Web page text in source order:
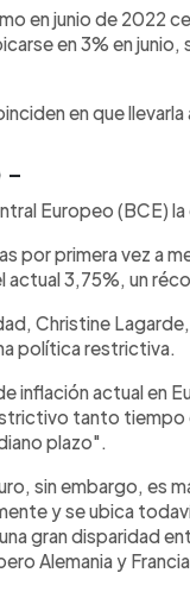
en junio de 2022
en 3% en junio,
en que llevarla
-
Europeo (BCE)
por primera vez a
3,75%, un
Christine
política restrictiva.
inflación actual en
tanto tiempo
plazo".
sin embargo, es
y se ubica
gran disparidad
Alemania y